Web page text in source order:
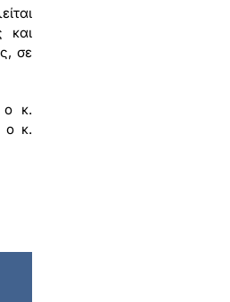
και
σε
ο κ.
ο κ.